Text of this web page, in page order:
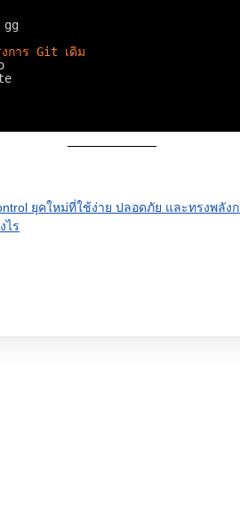
การ Git เดิม
ยุคใหม่ที่ใช้ง่าย ปลอดภัย และทรงพลังก
ไร